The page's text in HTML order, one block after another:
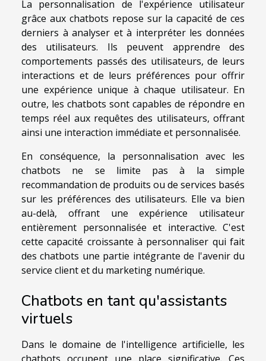
La personnalisation de l'expérience utilisateur
grâce aux chatbots repose sur la capacité de ces
derniers à analyser et à interpréter les données
des utilisateurs. Ils peuvent apprendre des
comportements passés des utilisateurs, de leurs
interactions et de leurs préférences pour offrir
une expérience unique à chaque utilisateur. En
outre, les chatbots sont capables de répondre en
temps réel aux requêtes des utilisateurs, offrant
ainsi une interaction immédiate et personnalisée.
En conséquence, la personnalisation avec les
chatbots ne se limite pas à la simple
recommandation de produits ou de services basés
sur les préférences des utilisateurs. Elle va bien
au-delà, offrant une expérience utilisateur
entièrement personnalisée et interactive. C'est
cette capacité croissante à personnaliser qui fait
des chatbots une partie intégrante de l'avenir du
service client et du marketing numérique.
Chatbots en tant qu'assistants
virtuels
Dans le domaine de l'intelligence artificielle, les